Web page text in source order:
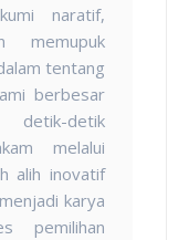
naratif,
memupuk
tentang
berbesar
detik
melalui
alih inovatif
karya
pemilihan